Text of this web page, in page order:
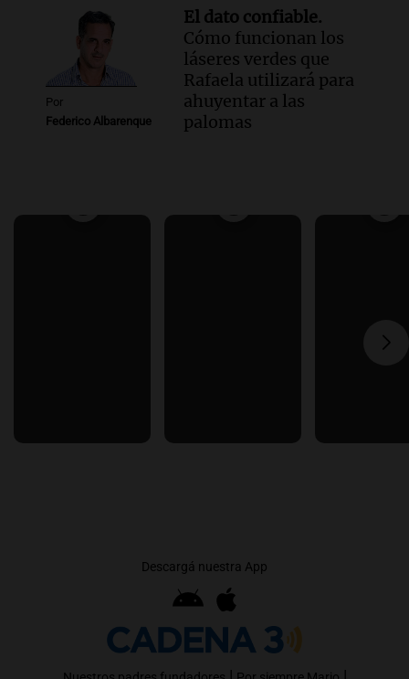
Por
Federico Albarenque
El dato confiable.
Cómo funcionan los
láseres verdes que
Rafaela utilizará para
ahuyentar a las
palomas
Descargá nuestra App